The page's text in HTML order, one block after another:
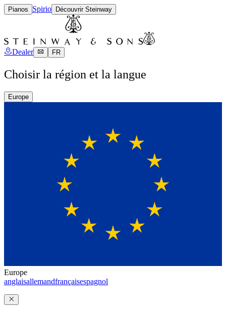
Pianos Spirio Découvrir Steinway
Dealer FR
Choisir la région et la langue
Europe
Europe
anglaisallemandfrançaisespagnol